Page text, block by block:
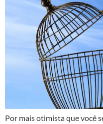
Por mais otimista que você